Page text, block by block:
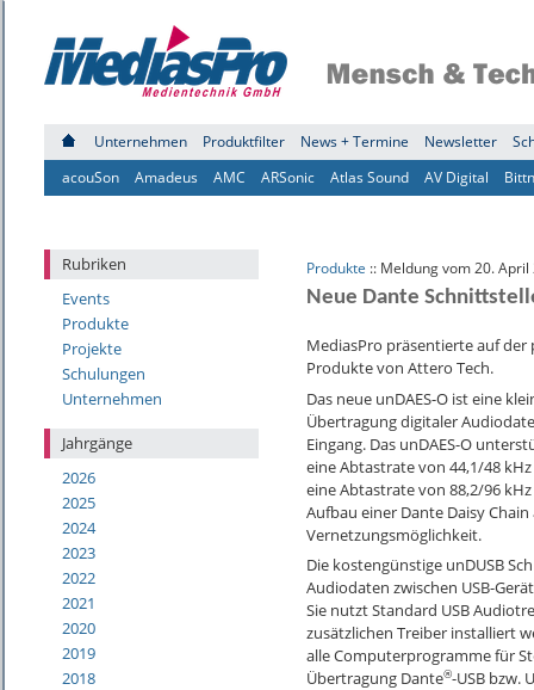
Unternehmen Produktfilter News + Termine Newsletter
acouSon
Amadeus AMC ARSonic Atlas Sound AV Digital
Rubriken
Events
Produkte
Projekte
Schulungen
Unternehmen
Jahrgänge
2026
2025
2024
2023
2022
2021
2020
2019
2018
Produkte :: Meldung vom 20. April
Neue Dante
MediasPro präsentierte auf
Produkte von Attero Tech.
Das neue unDAES-O ist eine
Übertragung digitaler
Eingang. Das unDAES-O
eine Abtastrate von 44,1/48
eine Abtastrate von 88,2/96
Aufbau einer Dante Daisy
Vernetzungsmöglichkeit.
Die kostengünstige unDUSB
Audiodaten zwischen USB-
Sie nutzt Standard USB
zusätzlichen Treiber installiert
alle Computerprogramme für
Übertragung Dante®-USB bzw.